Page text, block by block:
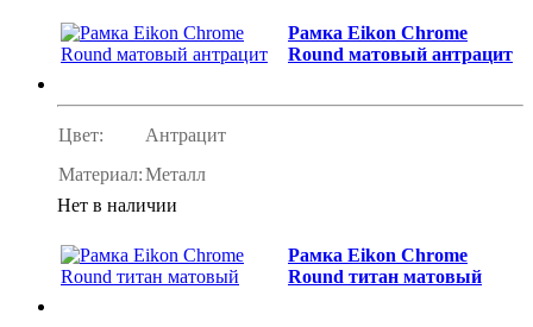
Рамка Eikon Chrome
Round матовый антрацит
Цвет:
Антрацит
Материал:Металл
Нет в наличии
Рамка Eikon Chrome
Round титан матовый